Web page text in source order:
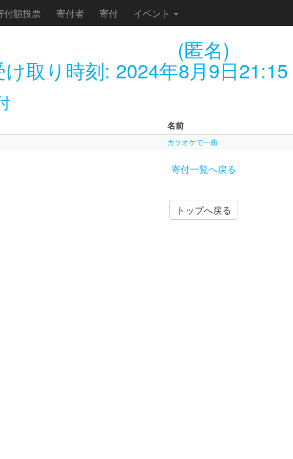
付額投票 寄付者 寄付 イベント
(匿名)
け取り時刻: 2024年8月9日21:15
名前
カラオケで一曲
寄付一覧へ戻る
トップへ戻る